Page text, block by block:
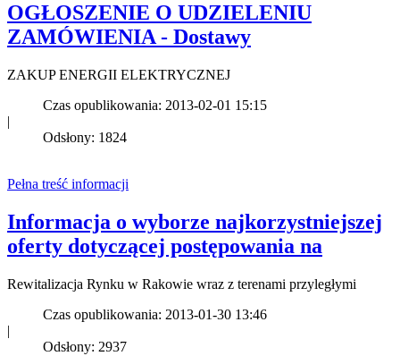
OGŁOSZENIE O UDZIELENIU
ZAMÓWIENIA - Dostawy
ZAKUP ENERGII ELEKTRYCZNEJ
Czas opublikowania: 2013-02-01 15:15
|
Odsłony: 1824
Pełna treść informacji
Informacja o wyborze najkorzystniejszej
oferty dotyczącej postępowania na
Rewitalizacja Rynku w Rakowie wraz z terenami przyległymi
Czas opublikowania: 2013-01-30 13:46
|
Odsłony: 2937